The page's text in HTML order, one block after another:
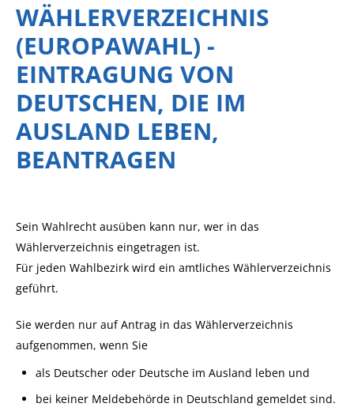
WÄHLERVERZEICHNIS
(EUROPAWAHL) -
EINTRAGUNG VON
DEUTSCHEN, DIE IM
AUSLAND LEBEN,
BEANTRAGEN
Sein Wahlrecht ausüben kann nur, wer in das
Wählerverzeichnis eingetragen ist.
Für jeden Wahlbezirk wird ein amtliches Wählerverzeichnis
geführt.
Sie werden nur auf Antrag in das Wählerverzeichnis
aufgenommen, wenn Sie
als Deutscher oder Deutsche im Ausland leben und
bei keiner Meldebehörde in Deutschland gemeldet sind.